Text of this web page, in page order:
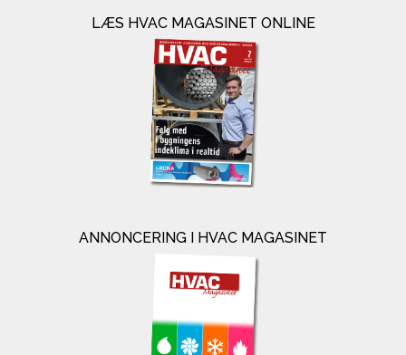
LÆS HVAC MAGASINET ONLINE
ANNONCERING I HVAC MAGASINET